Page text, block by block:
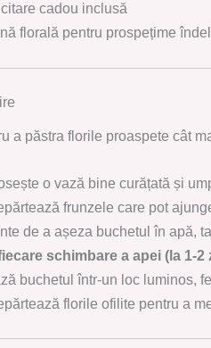
cadou inclusă
florală pentru prospețime
a păstra florile proaspete cât
o vază bine curățată și
frunzele care pot
de a așeza buchetul în apă,
schimbare a apei (la 1-
buchetul într-un loc luminos,
florile ofilite pentru a